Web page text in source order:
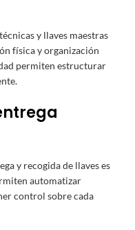
y llaves maestras
física y organización
permiten estructurar
y recogida de llaves es
automatizar
control sobre cada